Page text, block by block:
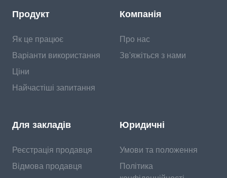
Продукт
Як це працює
Варіанти використання
Ціни
Найчастіші запитання
Компанія
Про нас
Зв'яжіться з нами
Для закладів
Реєстрація продавця
Відмова продавця
Юридичні
Умови та положення
Політика